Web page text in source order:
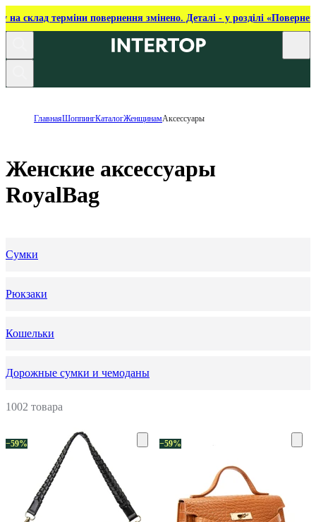
на склад терміни повернення змінено. Деталі - у розділі
ГлавнаяШоппингКаталогЖенщинамАксессуары
Женские аксессуары
RoyalBag
Сумки
Рюкзаки
Кошельки
Дорожные сумки и чемоданы
1002 товара
−59% −59%